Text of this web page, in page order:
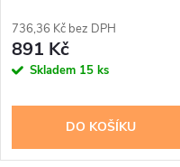
736,36 Kč bez DPH
891 Kč
Skladem 15 ks
DO KOŠÍKU